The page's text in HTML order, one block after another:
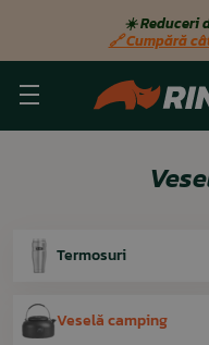
☀️ Reduceri
🔗 Cumpără
Termosuri
Veselă camping